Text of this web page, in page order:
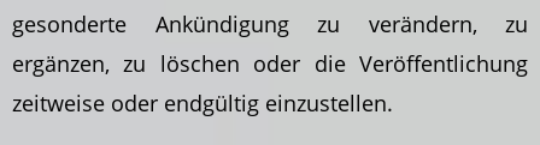
gesonderte Ankündigung zu verändern, zu
ergänzen, zu löschen oder die Veröffentlichung
zeitweise oder endgültig einzustellen.